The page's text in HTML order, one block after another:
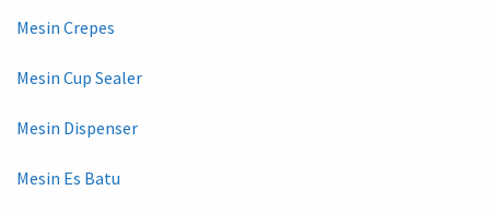
Mesin Crepes
Mesin Cup Sealer
Mesin Dispenser
Mesin Es Batu